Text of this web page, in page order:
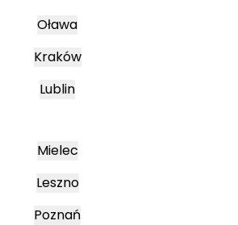
Oława
Kraków
Lublin
Mielec
Leszno
Poznań